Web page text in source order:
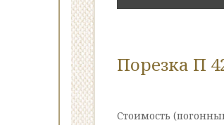
Порезка П
Стоимость